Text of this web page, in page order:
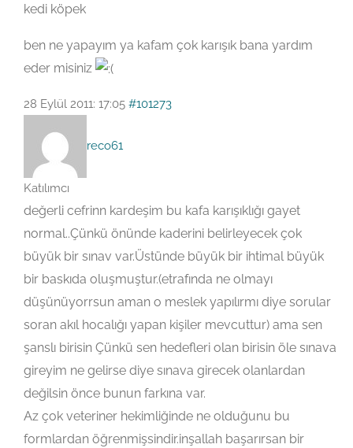
kedi köpek
ben ne yapayım ya kafam çok karışık bana yardım
eder misiniz
28 Eylül 2011: 17:05 #101273
reco61
Katılımcı
değerli cefrinn kardeşim bu kafa karışıklığı gayet
normal..Çünkü önünde kaderini belirleyecek çok
büyük bir sınav var.Üstünde büyük bir ihtimal büyük
bir baskıda oluşmuştur.(etrafında ne olmayı
düşünüyorrsun aman o meslek yapılırmı diye sorular
soran akıl hocalığı yapan kişiler mevcuttur) ama sen
şanslı birisin Çünkü sen hedefleri olan birisin öle sınava
gireyim ne gelirse diye sınava girecek olanlardan
değilsin önce bunun farkına var.
Az çok veteriner hekimliğinde ne olduğunu bu
formlardan öğrenmişsindir.inşallah başarırsan bir